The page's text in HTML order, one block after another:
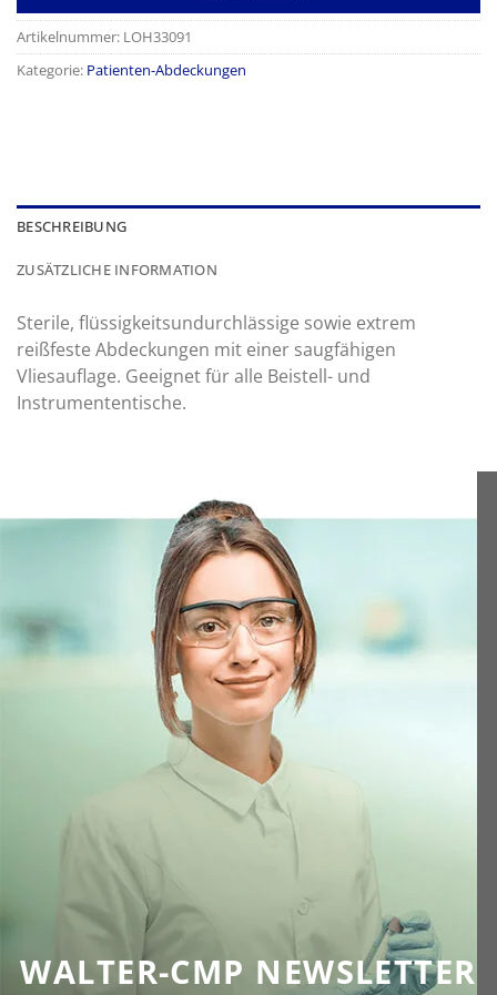
Artikelnummer: LOH33091
Kategorie: Patienten-Abdeckungen
BESCHREIBUNG
ZUSÄTZLICHE INFORMATION
Sterile, flüssigkeitsundurchlässige sowie extrem
reißfeste Abdeckungen mit einer saugfähigen
Vliesauflage. Geeignet für alle Beistell- und
Instrumententische.
WALTER-CMP NEWSLETTER